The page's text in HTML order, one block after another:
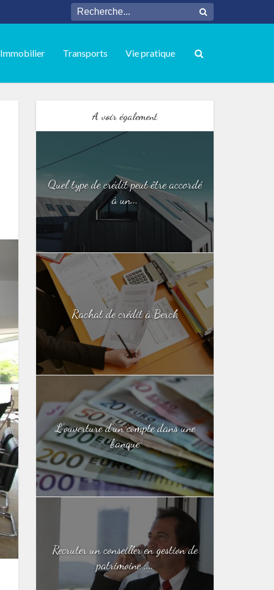
Immobilier Transports Vie pratique
A voir également
Quel type de crédit peut être accordé
à un...
Rachat de crédit à Berck
L’ouverture d’un compte dans une
banque
Recruter un conseiller en gestion de
patrimoine :...